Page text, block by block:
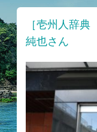
［壱州人辞
純也さん